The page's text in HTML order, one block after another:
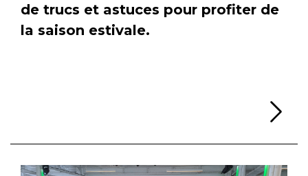
de trucs et astuces pour profiter de
la saison estivale.